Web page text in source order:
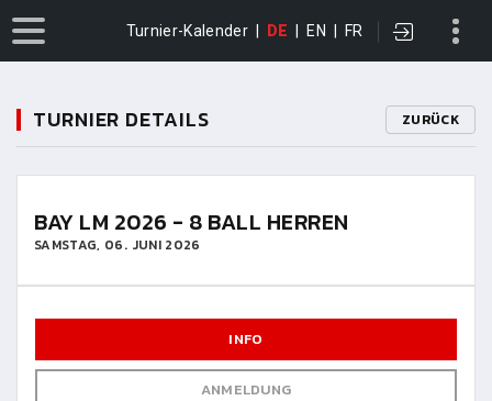
Turnier-Kalender DE EN FR
TURNIER DETAILS ZURÜCK
BAY LM 2026 - 8 BALL HERREN
SAMSTAG, 06. JUNI 2026
INFO
ANMELDUNG